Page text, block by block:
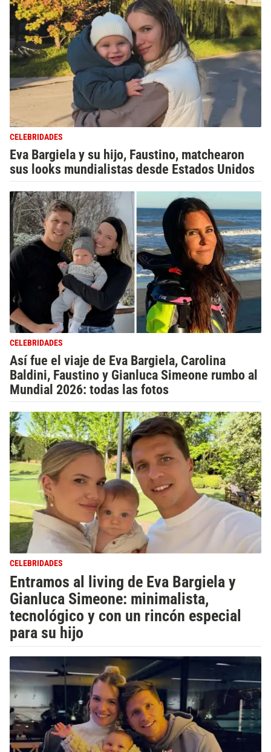
CELEBRIDADES
Eva Bargiela y su hijo, Faustino, matchearon
sus looks mundialistas desde Estados Unidos
CELEBRIDADES
Así fue el viaje de Eva Bargiela, Carolina
Baldini, Faustino y Gianluca Simeone rumbo al
Mundial 2026: todas las fotos
CELEBRIDADES
Entramos al living de Eva Bargiela y
Gianluca Simeone: minimalista,
tecnológico y con un rincón especial
para su hijo